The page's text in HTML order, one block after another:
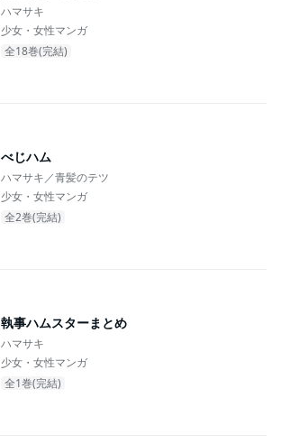
ハマサキ
少女・女性マンガ
全18巻(完結)
べじハム
ハマサキ／青髪のテツ
少女・女性マンガ
全2巻(完結)
執事ハムスターまとめ
ハマサキ
少女・女性マンガ
全1巻(完結)